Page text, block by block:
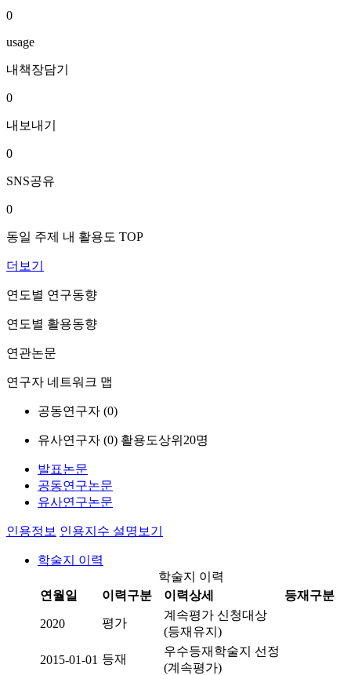
0
usage
내책장담기
0
내보내기
0
SNS공유
0
동일 주제 내 활용도 TOP
더보기
연도별 연구동향
연도별 활용동향
연관논문
연구자 네트워크 맵
공동연구자 (0)
유사연구자 (0) 활용도상위20명
발표논문
공동연구논문
유사연구논문
인용정보 인용지수 설명보기
학술지 이력
학술지 이력
연월일
이력구분 이력상세 등재구분
2020 평가
계속평가 신청대상
(등재유지)
2015-01-01 등재
우수등재학술지 선정
(계속평가)